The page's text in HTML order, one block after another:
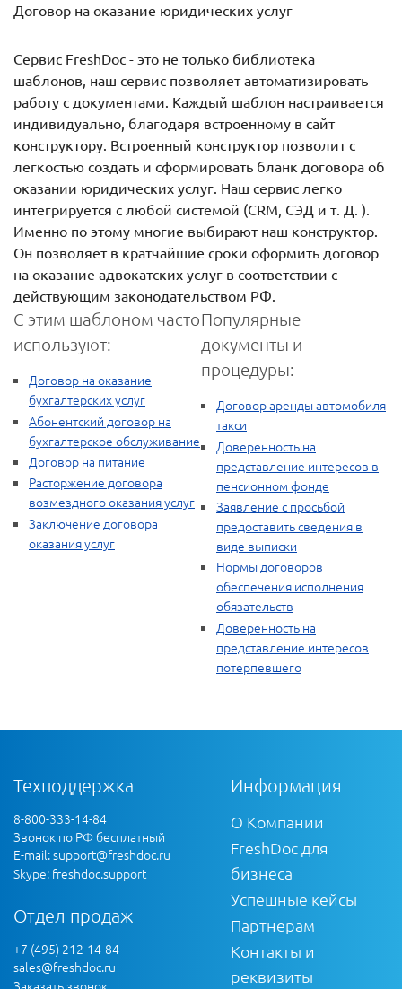
Договор на оказание юридических услуг
Сервис FreshDoc - это не только библиотека
шаблонов, наш сервис позволяет автоматизировать
работу с документами. Каждый шаблон настраивается
индивидуально, благодаря встроенному в сайт
конструктору. Встроенный конструктор позволит с
легкостью создать и сформировать бланк договора об
оказании юридических услуг. Наш сервис легко
интегрируется с любой системой (CRM, СЭД и т. Д. ).
Именно по этому многие выбирают наш конструктор.
Он позволяет в кратчайшие сроки оформить договор
на оказание адвокатских услуг в соответствии с
действующим законодательством РФ.
С этим шаблоном часто
используют:
Договор на оказание
бухгалтерских услуг
Абонентский договор на
бухгалтерское обслуживание
Договор на питание
Расторжение договора
возмездного оказания услуг
Заключение договора
оказания услуг
Популярные
документы и
процедуры:
Договор аренды автомобиля
такси
Доверенность на
представление интересов в
пенсионном фонде
Заявление с просьбой
предоставить сведения в
виде выписки
Нормы договоров
обеспечения исполнения
обязательств
Доверенность на
представление интересов
потерпевшего
Техподдержка
8-800-333-14-84
Звонок по РФ бесплатный
E-mail:support@freshdoc.ru
Skype: freshdoc.support
Отдел продаж
+7 (495) 212-14-84
sales@freshdoc.ru
Заказать звонок
Информация
О Компании
FreshDoc для
бизнеса
Успешные кейсы
Партнерам
Контакты и
реквизиты